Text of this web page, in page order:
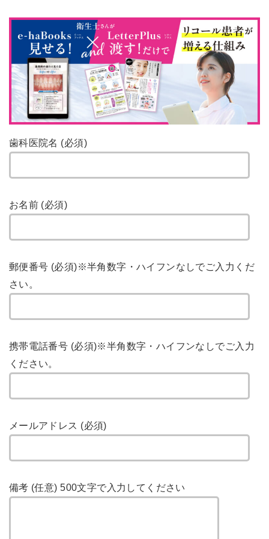
歯科医院名 (必須)
お名前 (必須)
郵便番号 (必須)※半角数字・ハイフンなしでご入力くだ
さい。
携帯電話番号 (必須)※半角数字・ハイフンなしでご入力
ください。
メールアドレス (必須)
備考 (任意) 500文字で入力してください